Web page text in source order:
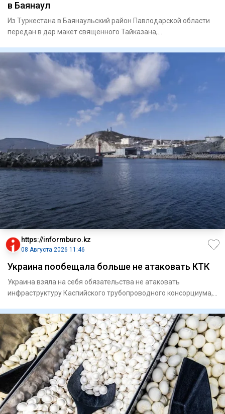
в Баянаул
Из Туркестана в Баянаульский район Павлодарской области
передан в дар макет священного Тайказана,
https://informburo.kz
08 Августа 2026 11:46
Украина пообещала больше не атаковать КТК
Украина взяла на себя обязательства не атаковать
инфраструктуру Каспийского трубопроводного консорциума,